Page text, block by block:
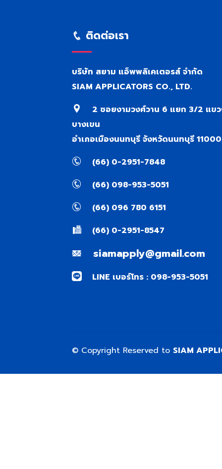
ติดต่อเรา
บริษัท สยาม แอ็พพลิเคเตอรส์ จำกัด
SIAM APPLICATORS CO., LTD.
2 ซอยงามวงศ์วาน 6 แยก 3/2 แข
บางเขน
อำเภอเมืองนนทบุรี จังหวัดนนทบุรี 11000
(66) 0-2951-7848
(66) 098-953-5051
(66) 096 780 6151
(66) 0-2951-8547
siamapply@gmail.com
LINE เบอร์โทร : 098-953-5051
© Copyright Reserved to SIAM